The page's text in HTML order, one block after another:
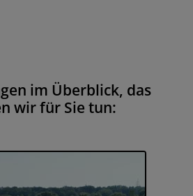
im Überblick, das
wir für Sie tun: